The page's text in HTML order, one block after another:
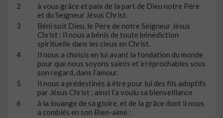
2
à vous grâce et paix de la part de Dieu notre Père
et du Seigneur Jésus Christ.
3
Béni soit Dieu, le Père de notre Seigneur Jésus
Christ : Il nous a bénis de toute bénédiction
spirituelle dans les cieux en Christ.
4
Il nous a choisis en lui avant la fondation du monde
pour que nous soyons saints et irréprochables sous
son regard, dans l’amour.
5
Il nous a prédestinés à être pour lui des fils adoptifs
par Jésus Christ ; ainsi l’a voulu sa bienveillance
6
à la louange de sa gloire, et de la grâce dont il nous
a comblés en son Bien-aimé :